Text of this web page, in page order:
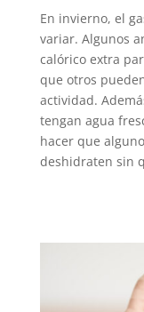
En invierno, el
variar. Algunos
calórico extra
que otros
actividad.
tengan agua
hacer que
deshidraten sin